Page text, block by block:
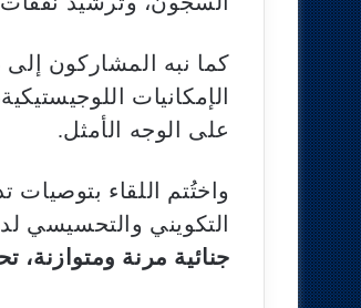
كما نبه المشاركون إلى
الإمكانيات
على الوجه الأمثل.
واختُتم اللقاء بتوصيات
التكويني والتحسيسي
جنائية مرنة